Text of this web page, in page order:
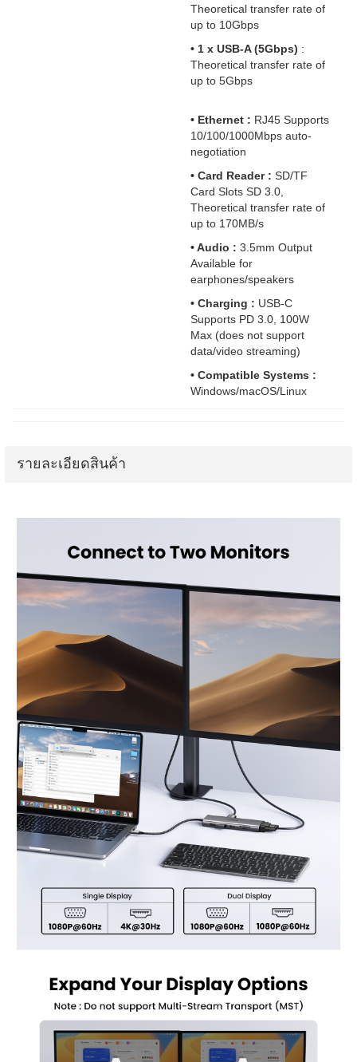
Theoretical transfer rate of
up to 10Gbps
• 1 x USB-A (5Gbps) :
Theoretical transfer rate of
up to 5Gbps
• Ethernet : RJ45 Supports
10/100/1000Mbps auto-
negotiation
• Card Reader : SD/TF
Card Slots SD 3.0,
Theoretical transfer rate of
up to 170MB/s
• Audio : 3.5mm Output
Available for
earphones/speakers
• Charging : USB-C
Supports PD 3.0, 100W
Max (does not support
data/video streaming)
• Compatible Systems :
Windows/macOS/Linux
รายละเอียดสินค้า